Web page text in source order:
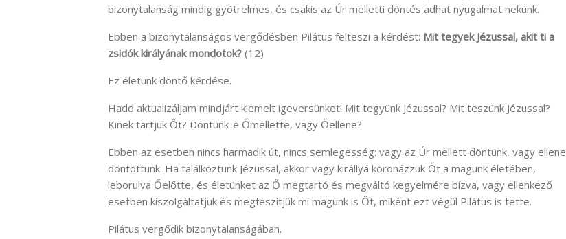
bizonytalanság mindig gyötrelmes, és csakis az Úr melletti döntés adhat nyugalmat nekünk.
Ebben a bizonytalanságos vergődésben Pilátus felteszi a kérdést: Mit tegyek Jézussal, akit ti a
zsidók királyának mondotok? (12)
Ez életünk döntő kérdése.
Hadd aktualizáljam mindjárt kiemelt igeversünket! Mit tegyünk Jézussal? Mit teszünk Jézussal?
Kinek tartjuk Őt? Döntünk-e Őmellette, vagy Őellene?
Ebben az esetben nincs harmadik út, nincs semlegesség: vagy az Úr mellett döntünk, vagy ellene
döntöttünk. Ha találkoztunk Jézussal, akkor vagy királlyá koronázzuk Őt a magunk életében,
leborulva Őelőtte, és életünket az Ő megtartó és megváltó kegyelmére bízva, vagy ellenkező
esetben kiszolgáltatjuk és megfeszítjük mi magunk is Őt, miként ezt végül Pilátus is tette.
Pilátus vergődik bizonytalanságában.